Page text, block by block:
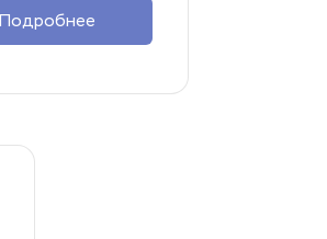
Подробнее